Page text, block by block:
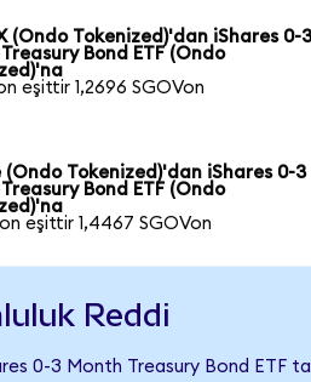
(Ondo Tokenized)'dan iShares 0-
Bond ETF (Ondo
eşittir 1,2696 SGOVon
(Ondo Tokenized)'dan iShares 0-3
Bond ETF (Ondo
eşittir 1,4467 SGOVon
Reddi
0-3 Month Treasury Bond ETF